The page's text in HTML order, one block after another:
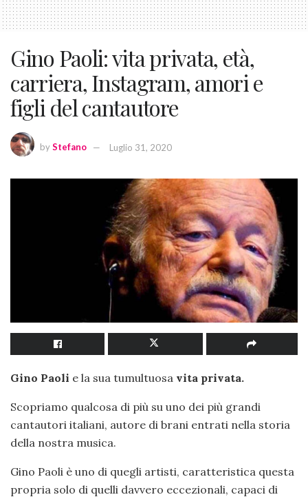
Gino Paoli: vita privata, età,
carriera, Instagram, amori e
figli del cantautore
byStefano Luglio 31, 2020
Gino Paoli e la sua tumultuosa vita privata.
Scopriamo qualcosa di più su uno dei più grandi
cantautori italiani, autore di brani entrati nella storia
della nostra musica.
Gino Paoli è uno di quegli artisti, caratteristica questa
propria solo di quelli davvero eccezionali, capaci di